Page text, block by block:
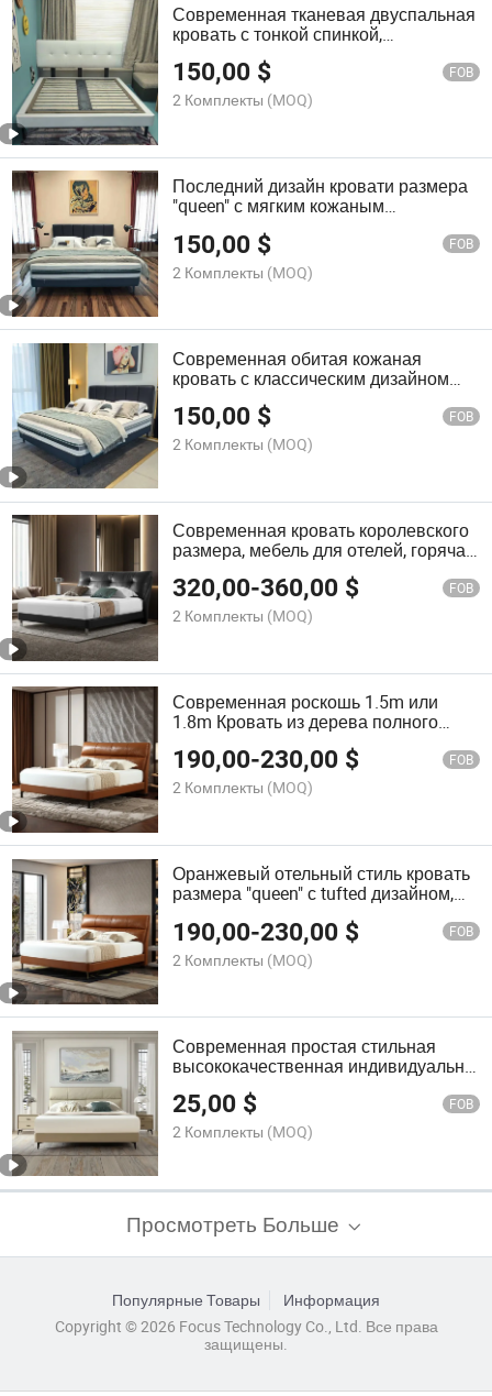
Современная тканевая двуспальная
кровать с тонкой спинкой,
экономящая пространство, для
небольших квартир, вторых спален
или детских комнат
150,00 $ FOB
2 Комплекты (MOQ)
Последний дизайн кровати размера
"queen" с мягким кожаным
хранилищем, мебель для квартиры,
спальня, современный стиль
150,00 $ FOB
2 Комплекты (MOQ)
Современная обитая кожаная
кровать с классическим дизайном
150,00 $ FOB
2 Комплекты (MOQ)
Современная кровать королевского
размера, мебель для отелей, горячая
распродажа, оптовая цена для
малых квартир и свадебных
комплектов для спальни, черная
кожаная кровать
320,00-360,00 $ FOB
2 Комплекты (MOQ)
Современная роскошь 1.5m или
1.8m Кровать из дерева полного
размера, кровать размера "кинг",
мягкая кровать для квартиры,
главная спальня
190,00-230,00 $ FOB
2 Комплекты (MOQ)
Оранжевый отельный стиль кровать
размера "queen" с tufted дизайном,
настоящей кожей, для спальни, из
канваса, для домашнего
использования
190,00-230,00 $ FOB
2 Комплекты (MOQ)
Современная простая стильная
высококачественная индивидуально
изготовленная кровать для виллы,
кожаная обивка, мебель для спальни
для домашнего использования
25,00 $ FOB
2 Комплекты (MOQ)
Просмотреть Больше
Популярные Товары
Информация
Copyright © 2026 Focus Technology Co., Ltd. Все права
защищены.